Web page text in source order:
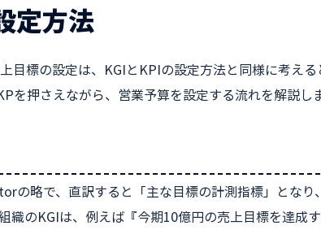
定方法
目標の設定は、KGIとKPIの設定方法と同様に考え
を押さえながら、営業予算を設定する流れを解説しま
の略で、直訳すると「主な目標の計測指標」とな
織のKGIは、例えば『今期10億円の売上目標を達成